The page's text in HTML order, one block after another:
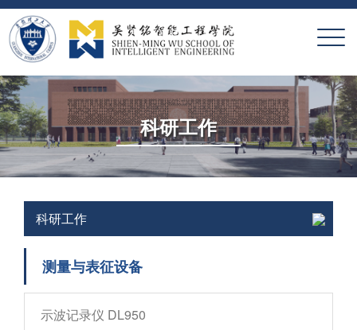
X
科研工作
科研工作
测量与表征设备
示波记录仪 DL950